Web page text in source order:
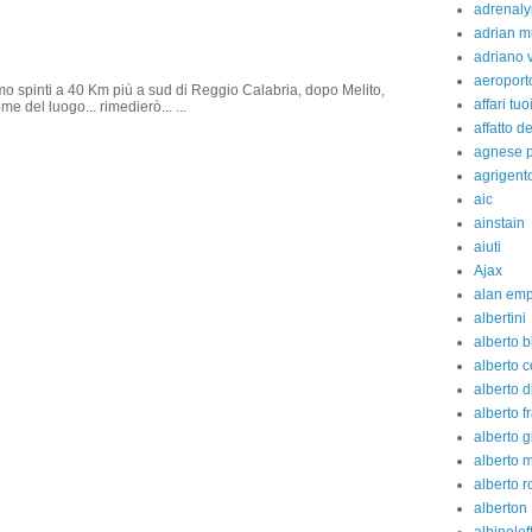
spinti a 40 Km più a sud di Reggio Calabria, dopo Melito,
del luogo... rimedierò... ...
adrian
adriano
affari tuoi
affatto
agnese
aic
ainstain
aiuti
Ajax
alan
albertini
alberto
alberto
alberto
alberto
alberto
alberto
alberto
alberton